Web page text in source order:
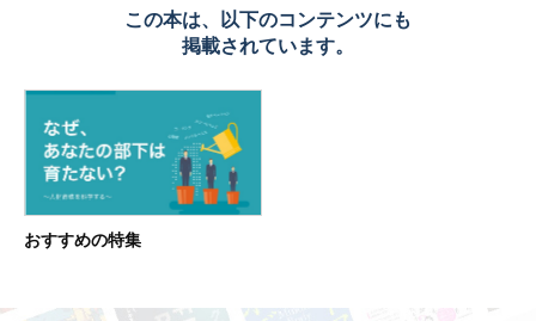
この本は、以下のコンテンツにも
掲載されています。
おすすめの特集